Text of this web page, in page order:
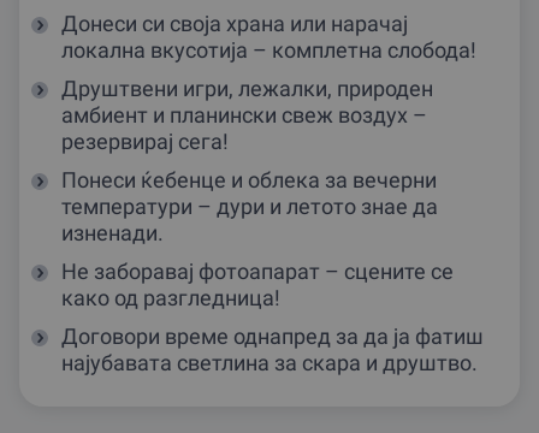
Донеси си своја храна или нарачај
локална вкусотија – комплетна слобода!
Друштвени игри, лежалки, природен
амбиент и планински свеж воздух –
резервирај сега!
Понеси ќебенце и облека за вечерни
температури – дури и летото знае да
изненади.
Не заборавај фотоапарат – сцените се
како од разгледница!
Договори време однапред за да ја фатиш
најубавата светлина за скара и друштво.